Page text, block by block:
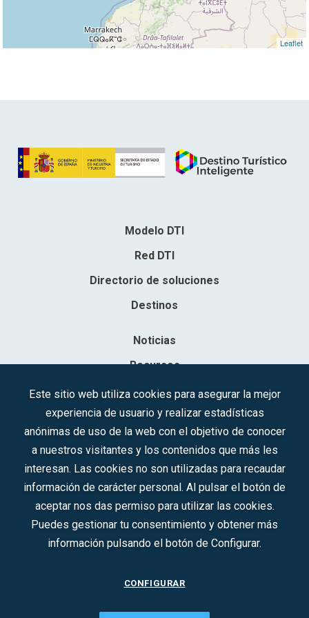
Leaflet
Modelo DTI
Red DTI
Directorio de soluciones
Destinos
Noticias
Recursos
Contacto
Sociedad Mercantil Estatal para la Gestión de la Innovación y las
Inscrita en el R.M. de Madrid, T, 12593, Se. 8, F. 129, H. 201.307.
C.I.F.: A-81/874.984
Síguenos en redes sociales:
CONTACTO
Este sitio web utiliza cookies para asegurar la mejor
experiencia de usuario y realizar estadísticas
anónimas de uso de la web con el objetivo de conocer
a nuestros visitantes y los contenidos que más les
interesan. Las cookies no son utilizadas para recaudar
información de carácter personal. Al pulsar el botón de
aceptar nos das permiso para utilizar las cookies.
Puedes gestionar tu consentimiento y obtener más
información pulsando el botón de Configurar.
CONFIGURAR